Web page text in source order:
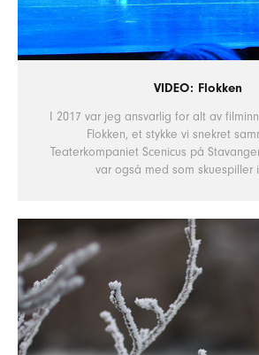
VIDEO: Flokken
I 2017 var jeg ansvarlig for alt av
Flokken, et stykke vi snekret
Teaterkompaniet Scenicus på
var også med som skuespiller